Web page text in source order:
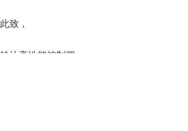
此致，
翰达高性能控制阀